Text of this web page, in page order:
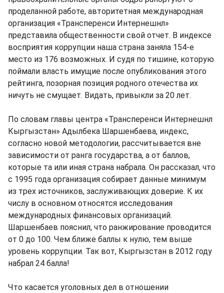
проделанной работе, авторитетная международная
организация «Трансперенси Интернешнл»
представила общественности свой отчет. В индексе
восприятия коррупции наша страна заняла 154-е
место из 176 возможных. И судя по тишине, которую
поймали власть имущие после опубликования этого
рейтинга, позорная позиция родного отечества их
ничуть не смущает. Видать, привыкли за 20 лет.
По словам главы центра «Трансперенси Интернешнл
Кыргызстан» Адылбека Шаршенбаева, индекс,
согласно новой методологии, рассчитывается вне
зависимости от ранга государства, а от баллов,
которые та или иная страна набрала. Он рассказал, что
с 1995 года организация собирает данные минимум
из трех источников, заслуживающих доверие. К их
числу в основном относятся исследования
международных финансовых организаций.
Шаршенбаев пояснил, что ранжирование проводится
от 0 до 100. Чем ближе баллы к нулю, тем выше
уровень коррупции. Так вот, Кыргызстан в 2012 году
набрал 24 балла!
Что касается уголовных дел в отношении